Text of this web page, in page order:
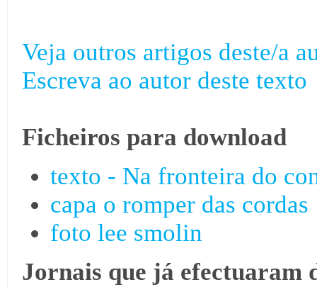
Veja outros artigos deste/a
Escreva ao autor deste texto
Ficheiros para download
texto - Na fronteira do
capa o romper das cordas
foto lee smolin
Jornais que já efectuaram